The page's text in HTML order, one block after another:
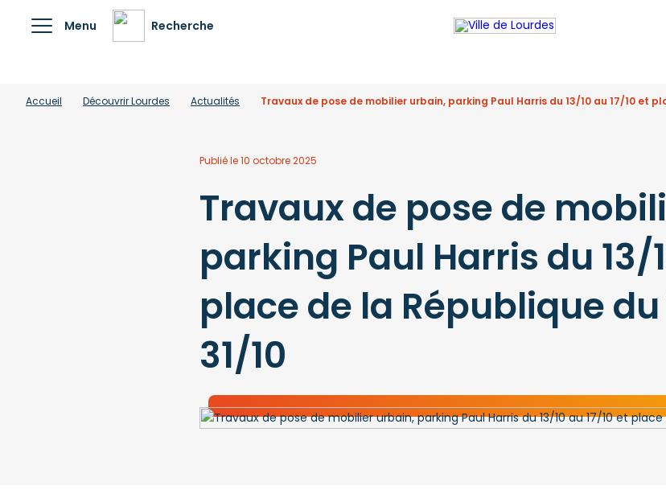
Menu Recherche
Accueil Découvrir Lourdes Actualités Travaux de pose de mobilier urbain, parking Paul Harris du 13/10 au 17/10 et
Publié le 10 octobre 2025
Travaux de pose de
parking Paul Harris du 13/
place de la République du
31/10